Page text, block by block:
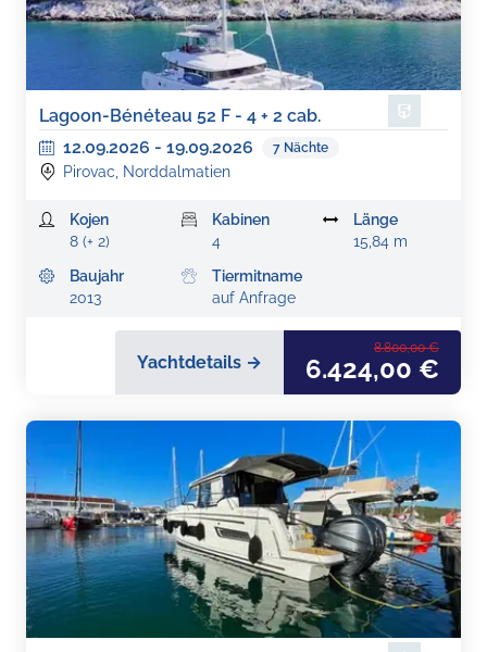
Lagoon-Bénéteau 52 F - 4 + 2 cab.
12.09.2026 - 19.09.2026 7 Nächte
Pirovac, Norddalmatien
Kojen
8 (+ 2)
Kabinen
4
Länge
15,84 m
Baujahr
2013
Tiermitname
auf Anfrage
Yachtdetails →
8.800,00 €
6.424,00 €